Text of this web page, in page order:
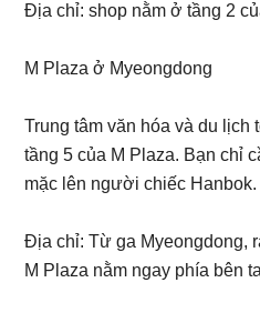
Địa chỉ: shop nằm ở tầng 2
M Plaza ở Myeongdong
Trung tâm văn hóa và du lịch
tầng 5 của M Plaza. Bạn chỉ
mặc lên người chiếc Hanbok.
Địa chỉ: Từ ga Myeongdong,
M Plaza nằm ngay phía bên